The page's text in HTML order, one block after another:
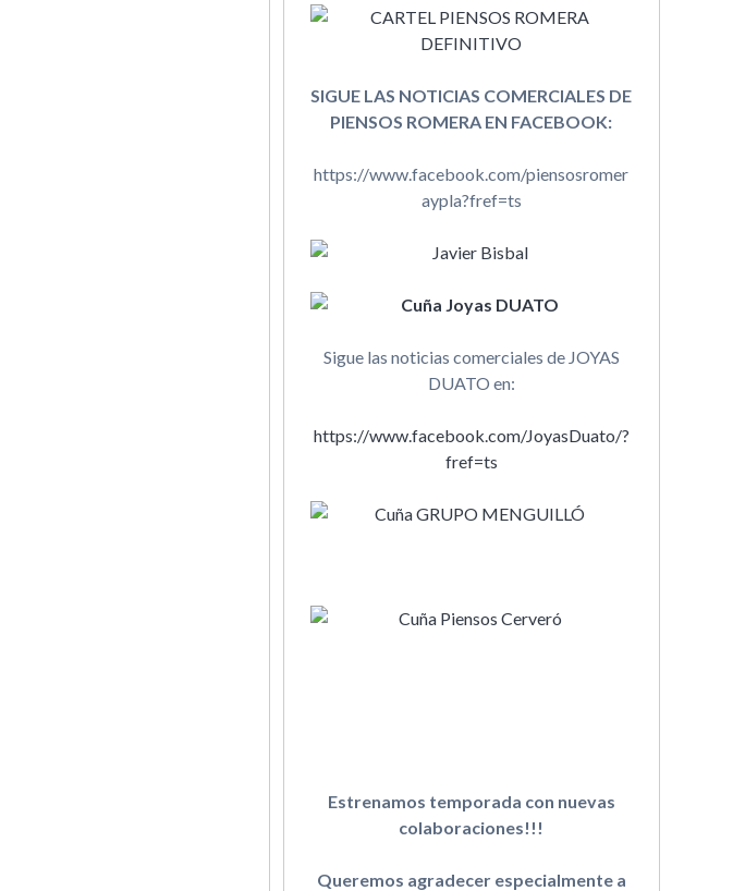
SIGUE LAS NOTICIAS COMERCIALES DE
PIENSOS ROMERA EN FACEBOOK:
https://www.facebook.com/piensosromer
aypla?fref=ts
Sigue las noticias comerciales de JOYAS
DUATO en:
https://www.facebook.com/JoyasDuato/?
fref=ts
Estrenamos temporada con nuevas
colaboraciones!!!
Queremos agradecer especialmente a